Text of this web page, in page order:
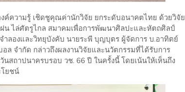
ค์ความรู้ เชิดชูคุณค่านักวิจัย ยกระดับอนาคตไทย ด้วยวิจัย
น ไล่ศัตรูไกล สมาคมเพื่อการพัฒนาศิลปะและหัตถศิลป์
ลองและวิทยุบังคับ นายระพี บุญบุตร ผู้จัดการ บ.อาทิตย์
จำกัด กล่าวถึงผลงานวิจัยและนวัตกรรมที่ได้รับการ
สถาปนาครบรอบ วช. 66 ปี ในครั้งนี้ โดยเน้นให้เห็นถึง
ยชน์